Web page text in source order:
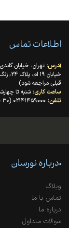
اطلاعات تماس
آدرس: تهران، خیابان
قبلی مراجعه شود)
ساعت کاری: شنبه تا چهارشنبه ۹
تلفن: ۰۲۱۴۱۴۵۹۰۰۰ (۳۰ خط)
درباره نورسان
وبلاگ
تماس با ما
درباره ما
سوالات متداول